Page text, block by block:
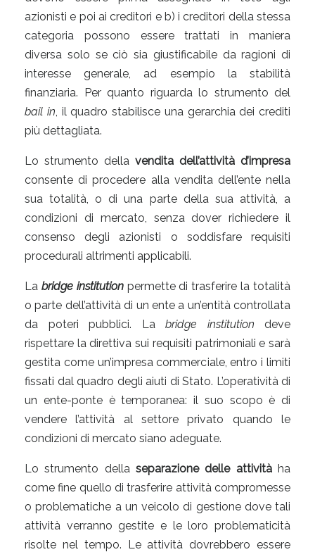
azionisti e poi ai creditori e b) i creditori della stessa
categoria possono essere trattati in maniera
diversa solo se ciò sia giustificabile da ragioni di
interesse generale, ad esempio la stabilità
finanziaria. Per quanto riguarda lo strumento del
bail in , il quadro stabilisce una gerarchia dei crediti
più dettagliata.
Lo strumento della vendita dell’attività d’impresa
consente di procedere alla vendita dell’ente nella
sua totalità, o di una parte della sua attività, a
condizioni di mercato, senza dover richiedere il
consenso degli azionisti o soddisfare requisiti
procedurali altrimenti applicabili.
La bridge institution permette di trasferire la totalità
o parte dell’attività di un ente a un’entità controllata
da poteri pubblici. La bridge institution deve
rispettare la direttiva sui requisiti patrimoniali e sarà
gestita come un’impresa commerciale, entro i limiti
fissati dal quadro degli aiuti di Stato. L’operatività di
un ente-ponte è temporanea: il suo scopo è di
vendere l’attività al settore privato quando le
condizioni di mercato siano adeguate.
Lo strumento della separazione delle attivitàha
come fine quello di trasferire attività compromesse
o problematiche a un veicolo di gestione dove tali
attività verranno gestite e le loro problematicità
risolte nel tempo. Le attività dovrebbero essere